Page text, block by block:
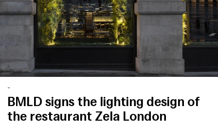
-
BMLD signs the lighting design of
the restaurant Zela London